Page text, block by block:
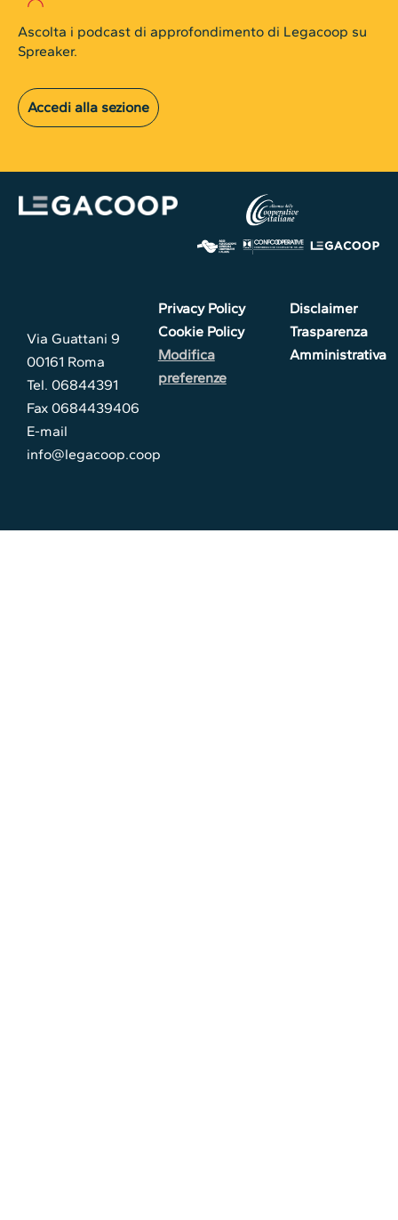
Ascolta i podcast di approfondimento di Legacoop su
Spreaker.
Accedi alla sezione
Via Guattani 9
00161 Roma
Tel. 06844391
Fax 0684439406
E-mail
info@legacoop.coop
Privacy Policy
Cookie Policy
Modifica
preferenze
Disclaimer
Trasparenza
Amministrativa